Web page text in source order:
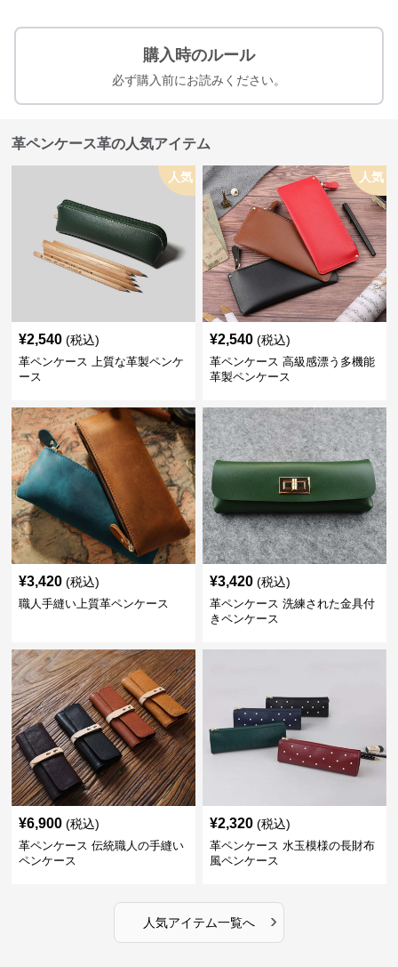
購入時のルール
必ず購入前にお読みください。
革ペンケース革の人気アイテム
人気
¥2,540 (税込)
革ペンケース 上質な革製ペンケ
ース
人気
¥2,540 (税込)
革ペンケース 高級感漂う多機能
革製ペンケース
¥3,420 (税込)
職人手縫い上質革ペンケース
¥3,420 (税込)
革ペンケース 洗練された金具付
きペンケース
¥6,900 (税込)
革ペンケース 伝統職人の手縫い
ペンケース
¥2,320 (税込)
革ペンケース 水玉模様の長財布
風ペンケース
人気アイテム一覧へ ›